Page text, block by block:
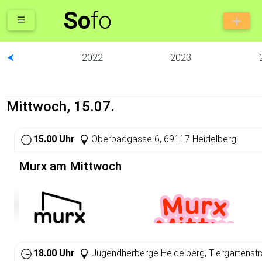
Sofo
☰
⮜ 2022 2023
Mittwoch, 15.07.
15.00 Uhr Oberbadgasse 6, 69117 Heidelberg
Murx am Mittwoch
18.00 Uhr
Jugendherberge Heidelberg,